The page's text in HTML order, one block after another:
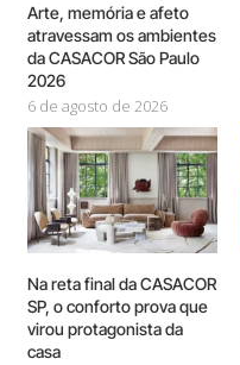
Arte, memória e afeto
atravessam os ambientes
da CASACOR São Paulo
2026
6 de agosto de 2026
Na reta final da CASACOR
SP, o conforto prova que
virou protagonista da
casa